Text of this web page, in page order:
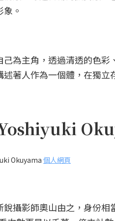
。
為主角，透過清透的色
著人作為一個體，在獨立
Okuyama 個人網頁
銳攝影師奧山由之，身份